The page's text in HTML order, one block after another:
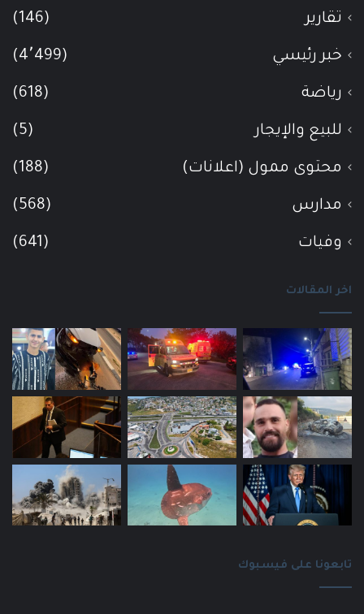
تقارير (146)
خبر رئيسي (4٬499)
رياضة (618)
للبيع والإيجار (5)
محتوى ممول (اعلانات) (188)
مدارس (568)
وفيات (641)
اخر المقالات
تابعونا على فيسبوك